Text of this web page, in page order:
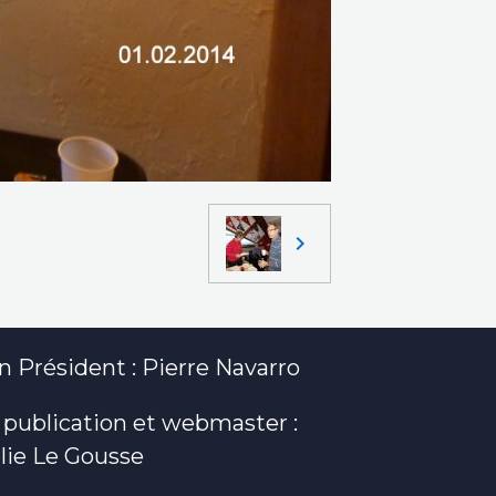
Président : Pierre Navarro
publication et webmaster :
Le Gousse